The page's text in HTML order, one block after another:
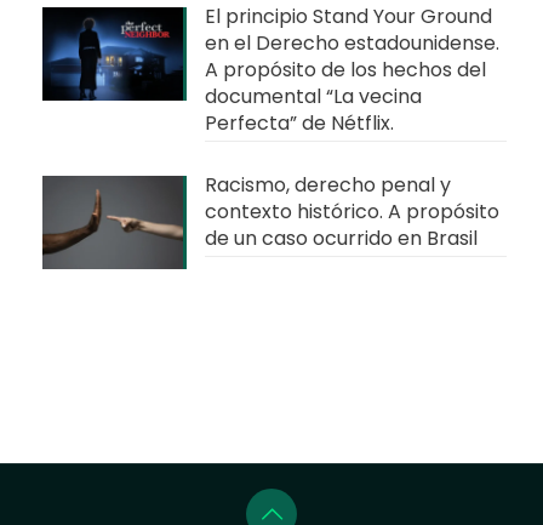
El principio Stand Your Ground
en el Derecho estadounidense.
A propósito de los hechos del
documental “La vecina
Perfecta” de Nétflix.
Racismo, derecho penal y
contexto histórico. A propósito
de un caso ocurrido en Brasil